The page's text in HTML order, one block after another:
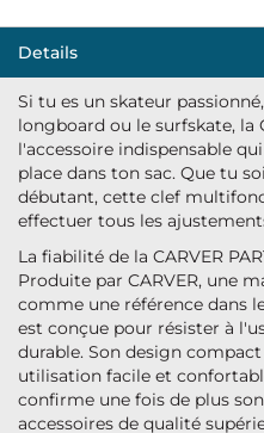
Details
Si tu es un skateur
longboard ou le surfskate, la
l'accessoire indispensable
place dans ton sac. Que tu
débutant, cette clef
effectuer tous les
La fiabilité de la CARVER
Produite par CARVER, une
comme une référence dans
est conçue pour résister à
durable. Son design
utilisation facile et
confirme une fois de plus
accessoires de qualité